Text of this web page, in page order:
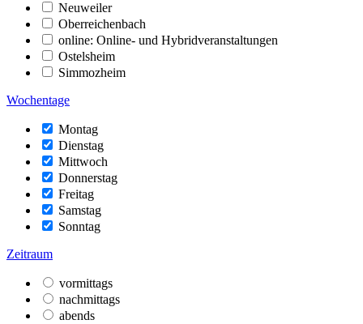
Neuweiler
Oberreichenbach
online: Online- und Hybridveranstaltungen
Ostelsheim
Simmozheim
Wochentage
Montag
Dienstag
Mittwoch
Donnerstag
Freitag
Samstag
Sonntag
Zeitraum
vormittags
nachmittags
abends